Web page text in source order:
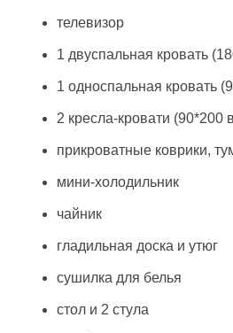
телевизор
1 двуспальная кровать
1 односпальная кровать
2 кресла-кровати (90*200
прикроватные коврики,
мини-холодильник
чайник
гладильная доска и утюг
сушилка для белья
стол и 2 стула